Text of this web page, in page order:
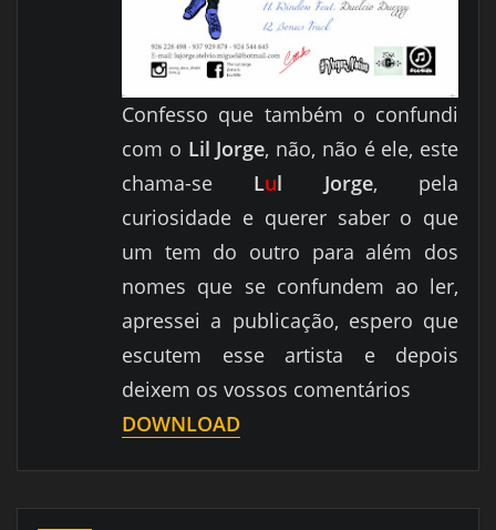
Confesso que também o confundi
com o Lil Jorge, não, não é ele, este
chama-se Lul Jorge, pela
curiosidade e querer saber o que
um tem do outro para além dos
nomes que se confundem ao ler,
apressei a publicação, espero que
escutem esse artista e depois
deixem os vossos comentários
DOWNLOAD